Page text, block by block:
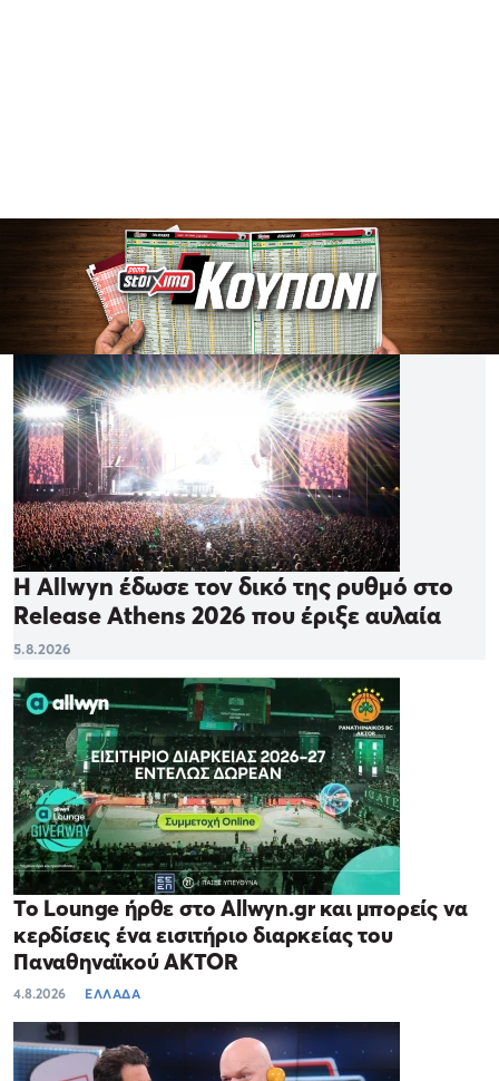
Η Allwyn έδωσε τον δικό της ρυθμό στο
Release Athens 2026 που έριξε αυλαία
5.8.2026
Το Lounge ήρθε στο Allwyn.gr και μπορείς να
κερδίσεις ένα εισιτήριο διαρκείας του
Παναθηναϊκού AKTOR
4.8.2026 ΕΛΛΑΔΑ